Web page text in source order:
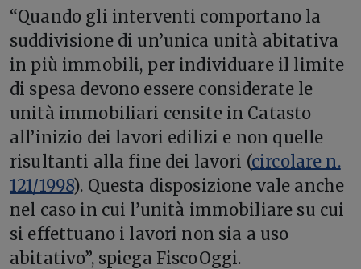
“Quando gli interventi comportano la
suddivisione di un’unica unità abitativa
in più immobili, per individuare il limite
di spesa devono essere considerate le
unità immobiliari censite in Catasto
all’inizio dei lavori edilizi e non quelle
risultanti alla fine dei lavori (circolare n.
121/1998). Questa disposizione vale anche
nel caso in cui l’unità immobiliare su cui
si effettuano i lavori non sia a uso
abitativo”, spiega FiscoOggi.